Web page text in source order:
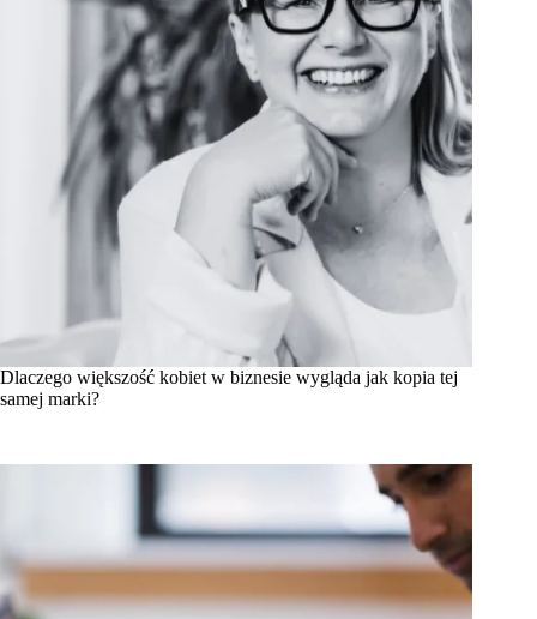
Dlaczego większość kobiet w biznesie wygląda jak kopia tej
samej marki?